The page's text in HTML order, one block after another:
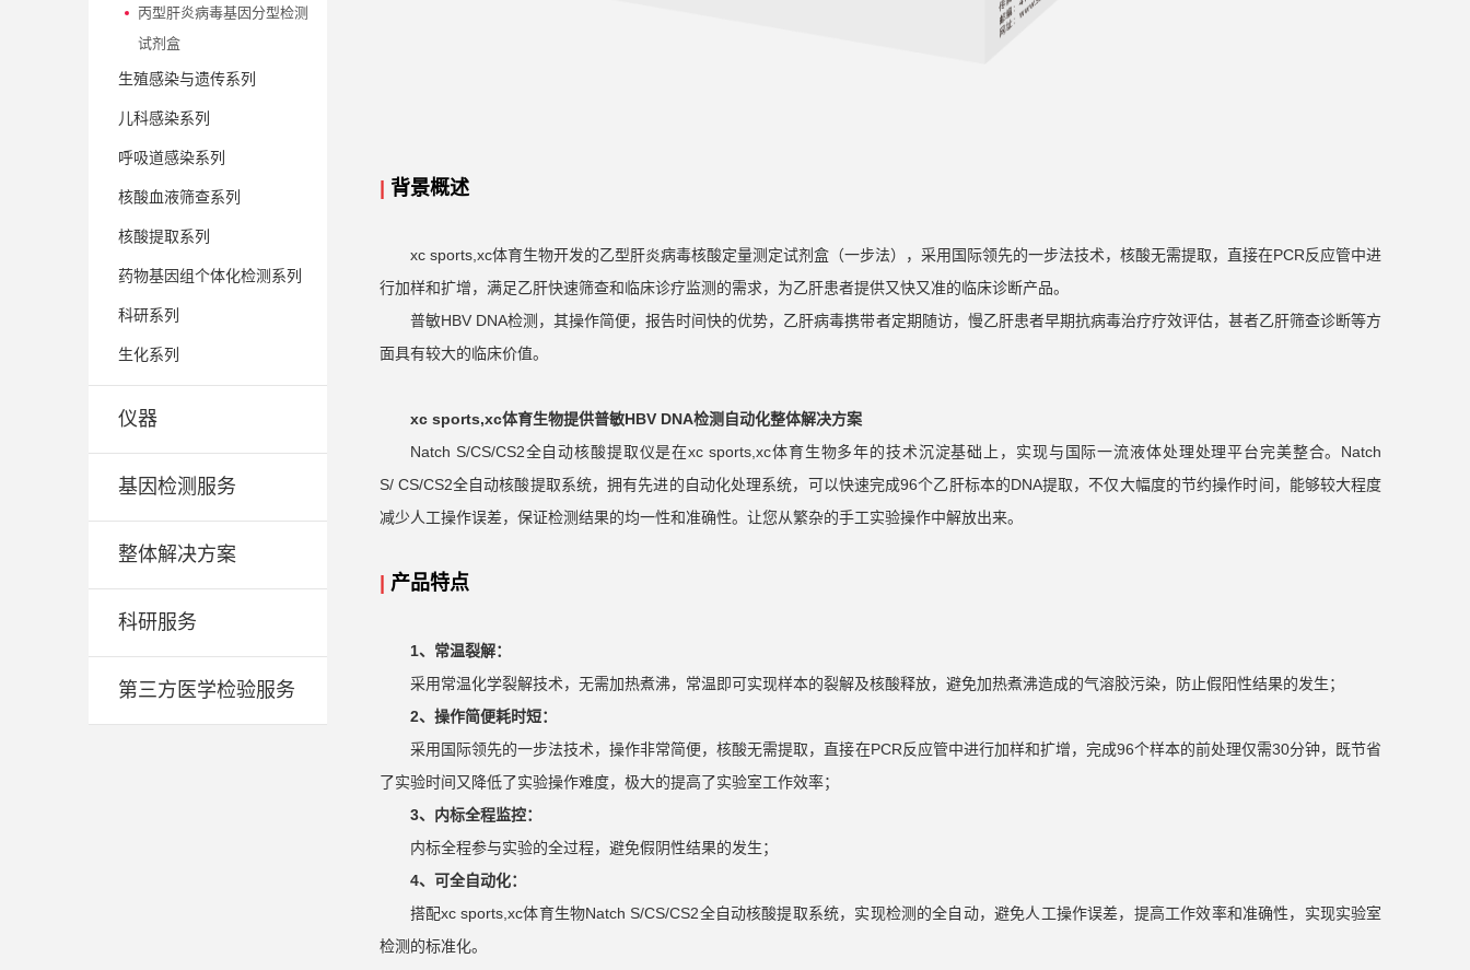
丙型肝炎病毒基因分型检测
试剂盒
生殖感染与遗传系列
儿科感染系列
呼吸道感染系列
核酸血液筛查系列
核酸提取系列
药物基因组个体化检测系列
科研系列
生化系列
仪器
基因检测服务
整体解决方案
科研服务
第三方医学检验服务
| 背景概述
xc sports,xc体育生物开发的乙型肝炎病毒核酸定量测定试剂盒（一步法），采用国际领先的一步法技术，核酸无需提取，直接在PCR反应管中进
行加样和扩增，满足乙肝快速筛查和临床诊疗监测的需求，为乙肝患者提供又快又准的临床诊断产品。
普敏HBV DNA检测，其操作简便，报告时间快的优势，乙肝病毒携带者定期随访，慢乙肝患者早期抗病毒治疗疗效评估，甚者乙肝筛查诊断等方
面具有较大的临床价值。
xc sports,xc体育生物提供普敏HBV DNA检测自动化整体解决方案
Natch S/CS/CS2全自动核酸提取仪是在xc sports,xc体育生物多年的技术沉淀基础上，实现与国际一流液体处理处理平台完美整合。Natch
S/ CS/CS2全自动核酸提取系统，拥有先进的自动化处理系统，可以快速完成96个乙肝标本的DNA提取，不仅大幅度的节约操作时间，能够较大程度
减少人工操作误差，保证检测结果的均一性和准确性。让您从繁杂的手工实验操作中解放出来。
| 产品特点
1、常温裂解：
采用常温化学裂解技术，无需加热煮沸，常温即可实现样本的裂解及核酸释放，避免加热煮沸造成的气溶胶污染，防止假阳性结果的发生；
2、操作简便耗时短：
采用国际领先的一步法技术，操作非常简便，核酸无需提取，直接在PCR反应管中进行加样和扩增，完成96个样本的前处理仅需30分钟，既节省
了实验时间又降低了实验操作难度，极大的提高了实验室工作效率；
3、内标全程监控：
内标全程参与实验的全过程，避免假阴性结果的发生；
4、可全自动化：
搭配xc sports,xc体育生物Natch S/CS/CS2全自动核酸提取系统，实现检测的全自动，避免人工操作误差，提高工作效率和准确性，实现实验室
检测的标准化。